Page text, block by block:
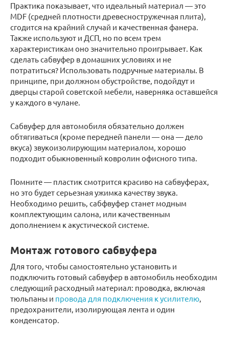
Практика показывает, что идеальный материал — это
MDF (средней плотности древесностружечная плита),
сгодится на крайний случай и качественная фанера.
Также используют и ДСП, но по всем трем
характеристикам оно значительно проигрывает. Как
сделать сабвуфер в домашних условиях и не
потратиться? Использовать подручные материалы. В
принципе, при должном обустройстве, подойдут и
дверцы старой советской мебели, наверняка оставшейся
у каждого в чулане.
Сабвуфер для автомобиля обязательно должен
обтягиваться (кроме передней панели — она — дело
вкуса) звукоизолирующим материалом, хорошо
подходит обыкновенный ковролин офисного типа.
Помните — пластик смотрится красиво на сабвуферах,
но это будет серьезная ужимка качеству звука.
Необходимо решить, сабфвуфер станет модным
комплектующим салона, или качественным
дополнением к акустической системе.
Монтаж готового сабвуфера
Для того, чтобы самостоятельно установить и
подключить готовый сабвуфер в автомобиль необходим
следующий расходный материал: проводка, включая
тюльпаны и провода для подключения к усилителю,
предохранители, изолирующая лента и один
конденсатор.